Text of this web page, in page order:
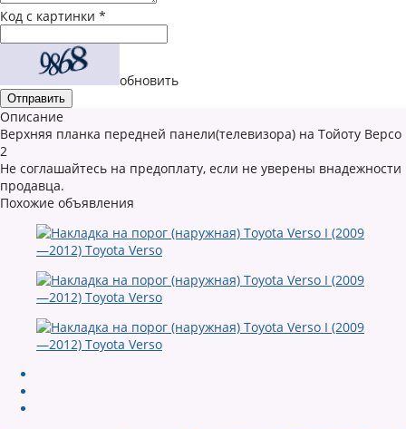
Код с картинки *
обновить
Описание
Верхняя планка передней панели(телевизора) на Тойоту Версо
2
Не соглашайтесь на предоплату, если не уверены внадежности
продавца.
Похожие объявления